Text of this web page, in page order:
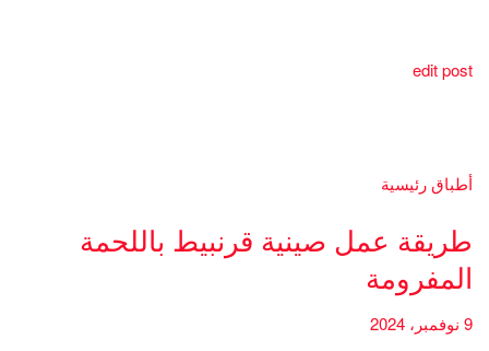
edit post
أطباق رئيسية
طريقة عمل صينية قرنبيط باللحمة
المفرومة
9 نوفمبر، 2024